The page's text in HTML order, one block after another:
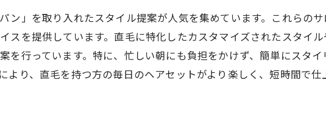
ン」を取り入れたスタイル提案が人気を集めています。これらの
スを提供しています。直毛に特化したカスタマイズされたスタイ
を行っています。特に、忙しい朝にも負担をかけず、簡単にスタ
り、直毛を持つ方の毎日のヘアセットがより楽しく、短時間で仕